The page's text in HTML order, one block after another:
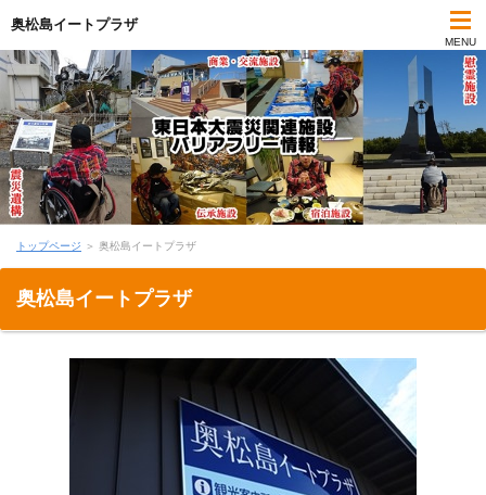
奥松島イートプラザ
MENU
トップページ ＞ 奥松島イートプラザ
奥松島イートプラザ